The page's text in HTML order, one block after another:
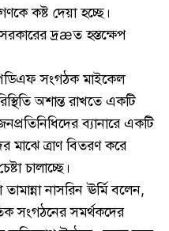
কষ্ট দেয়া হচ্ছে।
দ্রæত হস্তক্ষেপ
সংগঠক মাইকেল
অশান্ত রাখতে একটি
ব্যানারে একটি
মাঝে ত্রাণ বিতরণ করে
চালাচ্ছে।
নাসরিন ঊর্মি বলেন,
সংগঠনের সমর্থকদের